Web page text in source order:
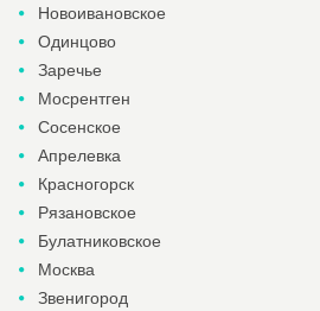
Новоивановское
Одинцово
Заречье
Мосрентген
Сосенское
Апрелевка
Красногорск
Рязановское
Булатниковское
Москва
Звенигород